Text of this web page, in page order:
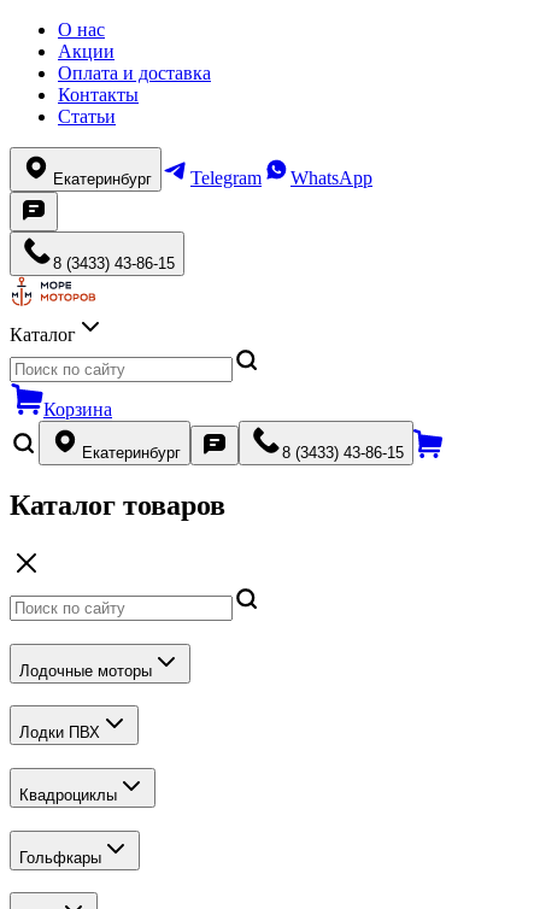
О нас
Акции
Оплата и доставка
Контакты
Статьи
Екатеринбург Telegram WhatsApp
8 (3433) 43-86-15
Каталог
Корзина
Екатеринбург 8 (3433) 43-86-15
Каталог товаров
Лодочные моторы
Лодки ПВХ
Квадроциклы
Гольфкары